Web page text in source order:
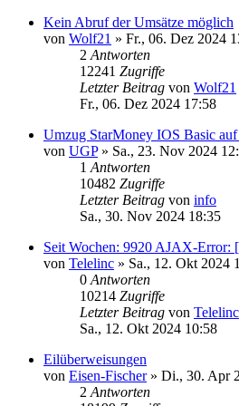
Kein Abruf der Umsätze möglich
von Wolf21 » Fr., 06. Dez 2024
2 Antworten
12241 Zugriffe
Letzter Beitrag von Wolf21
Fr., 06. Dez 2024 17:58
Umzug StarMoney IOS Basic
von UGP» Sa., 23. Nov 2024
1 Antworten
10482 Zugriffe
Letzter Beitrag von info
Sa., 30. Nov 2024 18:35
Seit Wochen: 9920 AJAX-Error:
von Telelinc » Sa., 12. Okt 2024
0 Antworten
10214 Zugriffe
Letzter Beitrag von Telelinc
Sa., 12. Okt 2024 10:58
Eilüberweisungen
von Eisen-Fischer» Di., 30. Apr
2 Antworten